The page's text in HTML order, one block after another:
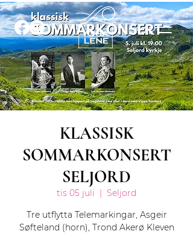
KLASSISK
SOMMARKONSERT
SELJORD
tis 05 juli
  |
Seljord
Tre utflytta Telemarkingar, Asgeir
Søfteland (horn), Trond Akerø Kleven